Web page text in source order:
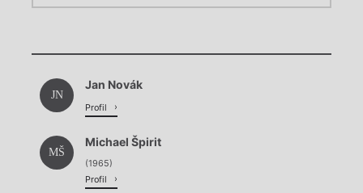
Chviličku.
JN
Jan Novák
Profil
MŠ
Michael Špirit
(1965)
Profil